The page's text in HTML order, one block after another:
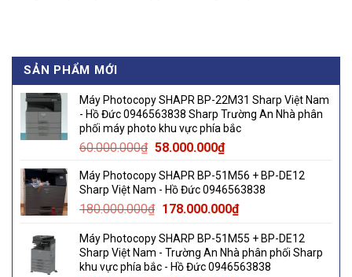
SẢN PHẨM MỚI
Máy Photocopy SHAPR BP-22M31 Sharp Việt Nam
- Hồ Đức 0946563838 Sharp Trường An Nhà phân
phối máy photo khu vực phía bắc
60.000.000₫ Original
was:
60.000.000₫.
58.000.000₫Current
is:
58.000.000₫.
Máy Photocopy SHAPR BP-51M56 + BP-DE12
Sharp Việt Nam - Hồ Đức 0946563838
180.000.000₫ Original
was:
180.000.000₫.
178.000.000₫Current
is:
178.000.000₫.
Máy Photocopy SHARP BP-51M55 + BP-DE12
Sharp Việt Nam - Trường An Nhà phân phối Sharp
khu vực phía bắc - Hồ Đức 0946563838